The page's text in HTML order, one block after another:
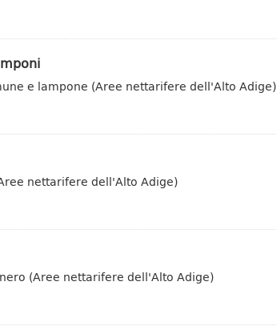
e lampone (Aree nettarifere dell'Alto Adige)
nettarifere dell'Alto Adige)
(Aree nettarifere dell'Alto Adige)